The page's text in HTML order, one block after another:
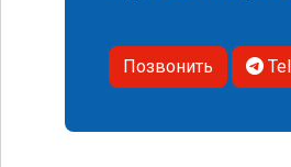
Позвонить